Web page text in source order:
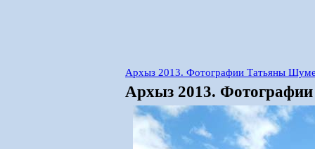
Архыз 2013. Фотографии Татьяны
Архыз 2013.